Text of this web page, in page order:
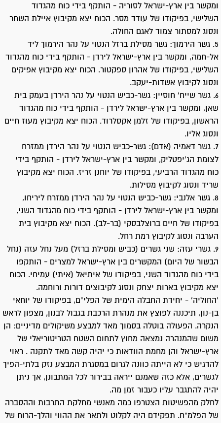
ומקשר בין ארץ-ישראל לסוריה - הותקף בידי כוח מהגדוד
השלישי, בפיקודו של עודד מסר. הכוח יצא מקיבוץ איילת השחר
ונסוג למסתור צמוד לאגם החולה.
5. גשר הירמוך: גשר מסילת ברזל הנטוי על נהר הירמוך ליד
אל-חמה, ומקשר בין ארץ-ישראל לירדן - הותקף בידי כוח מהגדוד
השלישי, בפיקודו של אהרון ספקטור. הכוח יצא מקיבוץ אפיקים
ונסוג לקיבוץ אשדות-יעקב.
6. גשר שייח' חוסיין: גשר-כביש הנטוי על נהר הירדן בעמק בית
שאן, ומקשר בין ארץ-ישראל לירדן - הותקף בידי כוח מהגדוד
הראשון, בפיקודו של זלמן אקסלרוד. הכוח יצא מקיבוץ מעוז חיים
ונסוג אליו.
7. גשר דאמיה (אדם): גשר-כביש הנטוי על נהר הירדן ממזרח
לצומת הג'יפטליק, ומקשר בין ארץ-ישראל לירדן - הותקף בידי
כוח מהגדוד הרביעי, בפיקודו של יוחנן זריז. הכוח יצא מקיבוץ
שריד ונסוג לקיבוץ מסילות.
8. גשר אלנבי: גשר-כביש הנטוי על נהר הירדן ממזרח ליריחו,
ומקשר בין ארץ-ישראל לירדן - הותקף בידי כוח מהגדוד השני,
בפיקודו של חיים ברוצלבסקי (בר-לב). הכוח יצא מקיבוץ בית
הערבה ונסוג לקיבוץ רמת רחל.
9. גשרי עזה: שני גשרים (כביש ומסילת ברזל) מעל נחל עזה (נחל
הבשור של היום) המקשרים בין ארץ-ישראל למצרים - הותקפו
בידי כוח מהגדוד השני, בפיקודו של איתיאל (איתי) עמיחי. הכוח
יצא מקיבוץ בארות יצחק ונסוג לקיבוצים דורות ורוחמה.
'החוליה' - יחידת החבלה הימית של הפלי"ם, בפיקודו של יוחאי
בן-נון, תיכננה לפוצץ את מנהרת הרכבת בגבול לבנון, מצפון לראש
הנקרה. הפעולה בוטלה בסמוך מאד למבצע משיקולים מדיניים: הן
משום שהמנהרה נמצאה מחוץ לתחום השטח הטריטוריאלי של
ארץ-ישראל והן מחמת הוודאות כי יהיה קשה מאד לתקנה . ראוי
להדגיש כי לא הייתה כוונה לגרום במסגרת המבצע נזק בלתי-הפיך
לגשרים, אלא כזה שאמנם ייראה בבירור לכל המתבונן, אך ניתן
יהיה להתגבר עליו כעבור זמן מה.
לחלק מהפשיטות הצטרפו כמה מאנשי מחלקת התרבות וההסברה
של הפלמ"ח. תפקידם היה לקלוט ולתאר את ההווי והלך-הרוח של